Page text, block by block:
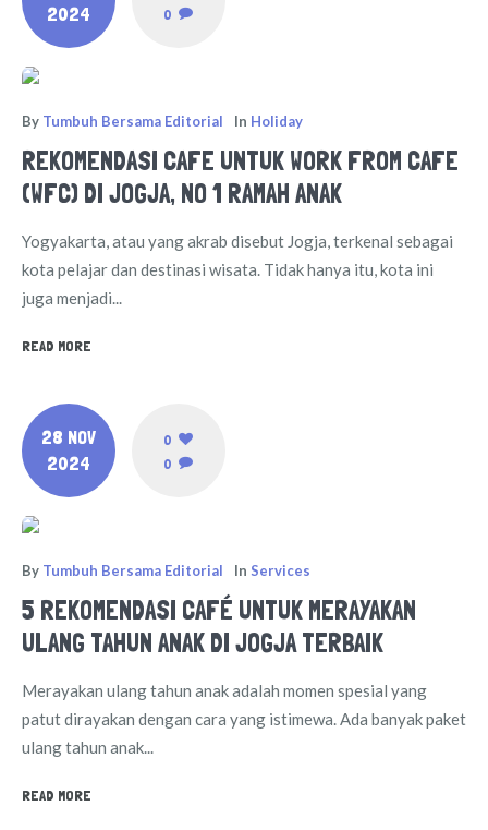
2024
0
By Tumbuh Bersama Editorial In Holiday
REKOMENDASI CAFE UNTUK WORK FROM CAFE
(WFC) DI JOGJA, NO 1 RAMAH ANAK
Yogyakarta, atau yang akrab disebut Jogja, terkenal sebagai
kota pelajar dan destinasi wisata. Tidak hanya itu, kota ini
juga menjadi...
READ MORE
28 NOV
2024
0
0
By Tumbuh Bersama Editorial In Services
5 REKOMENDASI CAFÉ UNTUK MERAYAKAN
ULANG TAHUN ANAK DI JOGJA TERBAIK
Merayakan ulang tahun anak adalah momen spesial yang
patut dirayakan dengan cara yang istimewa. Ada banyak paket
ulang tahun anak...
READ MORE